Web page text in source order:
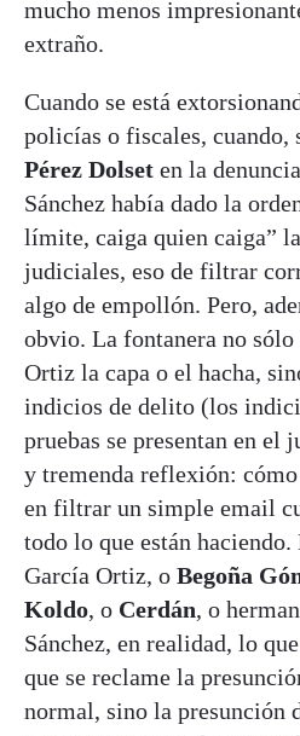
mucho menos
extraño.
Cuando se está
policías o fiscales, cuando,
Pérez Dolset en la
Sánchez había dado la
límite, caiga quien caiga”
judiciales, eso de filtrar
algo de empollón. Pero,
obvio. La fontanera no
Ortiz la capa o el hacha,
indicios de delito (los
pruebas se presentan en el
y tremenda reflexión: cómo
en filtrar un simple email
todo lo que están haciendo.
García Ortiz, o Begoña
Koldo, o Cerdán, o
Sánchez, en realidad, lo
que se reclame la
normal, sino la presunción